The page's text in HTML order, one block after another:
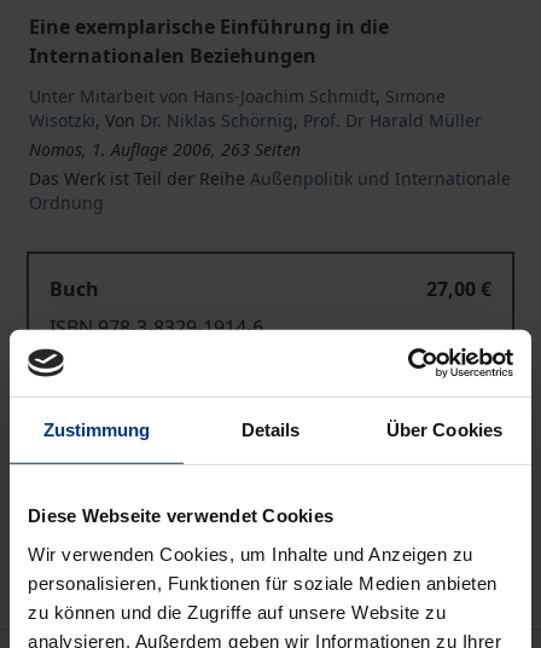
Zustimmung Details Über Cookies
Diese Webseite verwendet Cookies
Wir verwenden Cookies, um Inhalte und Anzeigen zu
personalisieren, Funktionen für soziale Medien anbieten
zu können und die Zugriffe auf unsere Website zu
analysieren. Außerdem geben wir Informationen zu Ihrer
Eine exemplarische Einführung in die
Internationalen Beziehungen
Unter Mitarbeit von Hans-Joachim Schmidt, Simone
Wisotzki, Von Dr. Niklas Schörnig, Prof. Dr Harald Müller
Nomos, 1. Auflage 2006, 263 Seiten
Das Werk ist Teil der Reihe Außenpolitik und Internationale
Ordnung
Buch
27,00 €
ISBN 978-3-8329-1914-6
Nicht lieferbar
In den Warenkorb
Zur Wunschliste hinzufügen